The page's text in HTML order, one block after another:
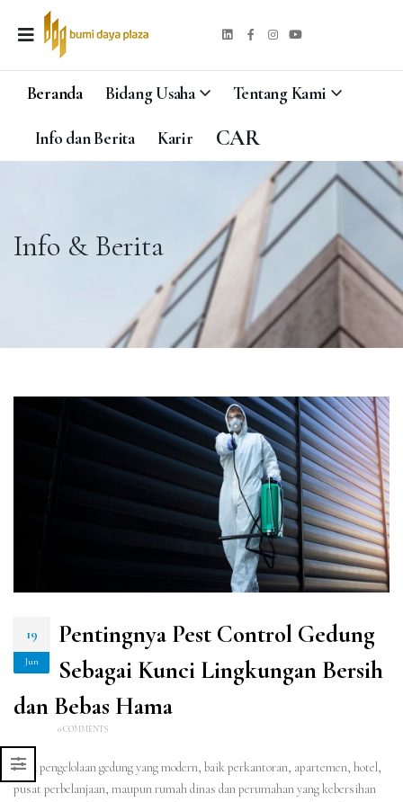
Beranda Bidang Usaha Tentang Kami
Info dan Berita Karir CAR
Info & Berita
19
Jun
Pentingnya Pest Control Gedung
Sebagai Kunci Lingkungan Bersih
dan Bebas Hama
0 COMMENTS
Pada pengelolaan gedung yang modern, baik perkantoran, apartemen, hotel,
pusat perbelanjaan, maupun rumah dinas dan perumahan yang kebersihan